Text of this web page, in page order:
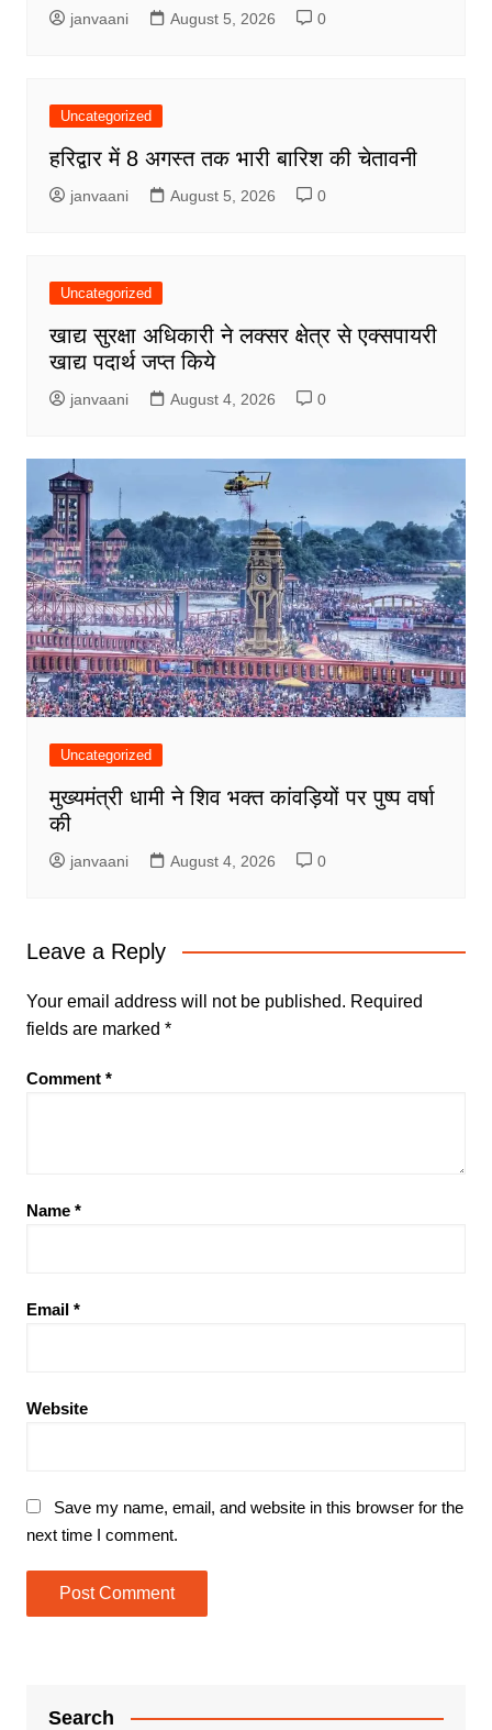
janvaani August 5, 2026 0
Uncategorized
हरिद्वार में 8 अगस्त तक भारी बारिश की चेतावनी
janvaani August 5, 2026 0
Uncategorized
खाद्य सुरक्षा अधिकारी ने लक्सर क्षेत्र से एक्सपायरी
खाद्य पदार्थ जप्त किये
janvaani August 4, 2026 0
Uncategorized
मुख्यमंत्री धामी ने शिव भक्त कांवड़ियों पर पुष्प वर्षा
की
janvaani August 4, 2026 0
Leave a Reply
Your email address will not be published. Required
fields are marked *
Comment *
Name *
Email *
Website
Save my name, email, and website in this browser for the
next time I comment.
Search